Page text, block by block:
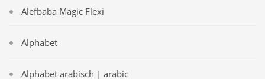
Alefbaba Magic Flexi
Alphabet
Alphabet arabisch | arabic